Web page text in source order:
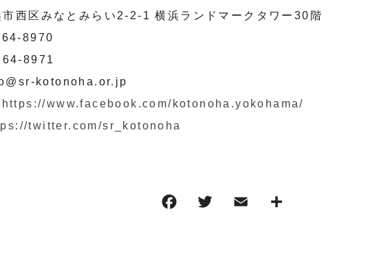
市西区みなとみらい2-2-1 横浜ランドマークタワー30階
8970
8971
kotonoha.or.jp
https://www.facebook.com/kotonoha.yokohama/
twitter.com/sr_kotonoha
F
T